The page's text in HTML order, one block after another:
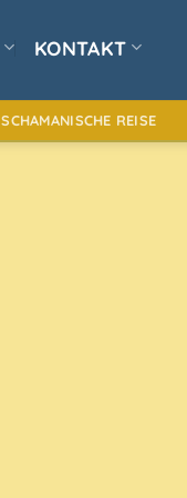
KONTAKT
SCHAMANISCHE REISE